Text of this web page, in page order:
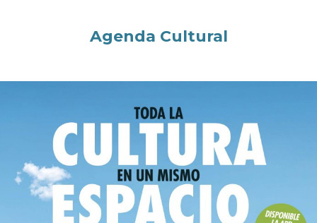
Agenda Cultural